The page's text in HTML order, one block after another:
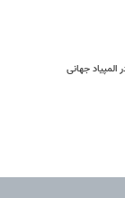
جهانی